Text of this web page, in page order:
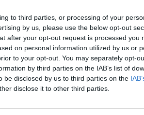
to third parties, or processing of your
by us, please use the below opt-out
after your opt-out request is processed you
on personal information utilized by us or
to your opt-out. You may separately opt-
by third parties on the IAB’s list of
be disclosed by us to third parties on the
disclose it to other third parties.
collocare altre postazioni ed è
QUInews - ToscanaMedia.